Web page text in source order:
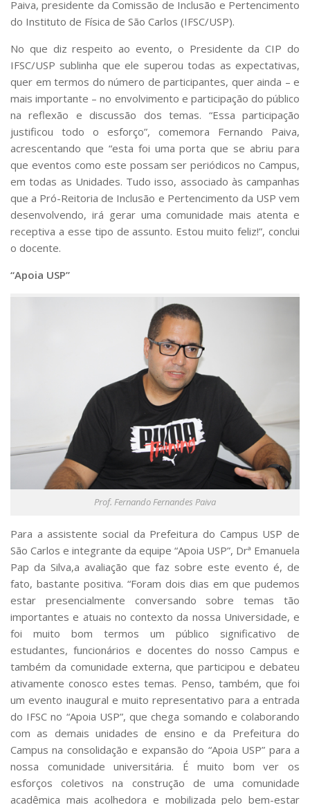
Paiva, presidente da Comissão de Inclusão e Pertencimento
do Instituto de Física de São Carlos (IFSC/USP).
No que diz respeito ao evento, o Presidente da CIP do
IFSC/USP sublinha que ele superou todas as expectativas,
quer em termos do número de participantes, quer ainda – e
mais importante – no envolvimento e participação do público
na reflexão e discussão dos temas. “Essa participação
justificou todo o esforço”, comemora Fernando Paiva,
acrescentando que “esta foi uma porta que se abriu para
que eventos como este possam ser periódicos no Campus,
em todas as Unidades. Tudo isso, associado às campanhas
que a Pró-Reitoria de Inclusão e Pertencimento da USP vem
desenvolvendo, irá gerar uma comunidade mais atenta e
receptiva a esse tipo de assunto. Estou muito feliz!”, conclui
o docente.
“Apoia USP”
Prof. Fernando Fernandes Paiva
Para a assistente social da Prefeitura do Campus USP de
São Carlos e integrante da equipe “Apoia USP”, Drª Emanuela
Pap da Silva,a avaliação que faz sobre este evento é, de
fato, bastante positiva. “Foram dois dias em que pudemos
estar presencialmente conversando sobre temas tão
importantes e atuais no contexto da nossa Universidade, e
foi muito bom termos um público significativo de
estudantes, funcionários e docentes do nosso Campus e
também da comunidade externa, que participou e debateu
ativamente conosco estes temas. Penso, também, que foi
um evento inaugural e muito representativo para a entrada
do IFSC no “Apoia USP”, que chega somando e colaborando
com as demais unidades de ensino e da Prefeitura do
Campus na consolidação e expansão do “Apoia USP” para a
nossa comunidade universitária. É muito bom ver os
esforços coletivos na construção de uma comunidade
acadêmica mais acolhedora e mobilizada pelo bem-estar